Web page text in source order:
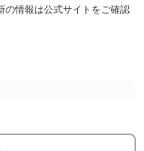
情報は公式サイトをご確認